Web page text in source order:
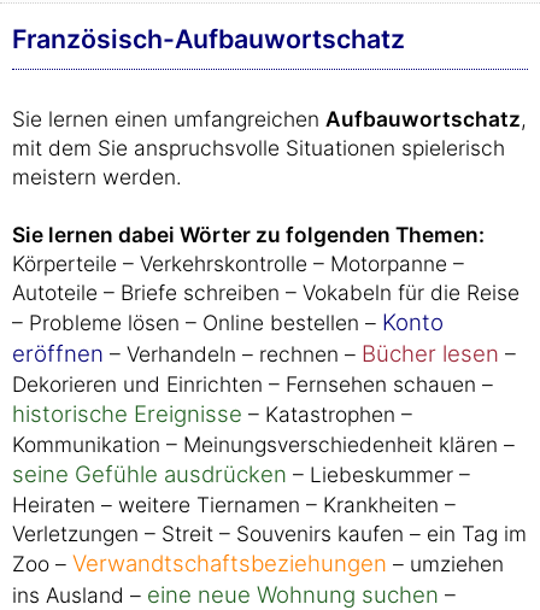
Französisch-Aufbauwortschatz
Sie lernen einen umfangreichen Aufbauwortschatz,
mit dem Sie anspruchsvolle Situationen spielerisch
meistern werden.
Sie lernen dabei Wörter zu folgenden Themen:
Körperteile – Verkehrskontrolle – Motorpanne –
Autoteile – Briefe schreiben – Vokabeln für die Reise
– Probleme lösen – Online bestellen – Konto
eröffnen – Verhandeln – rechnen – Bücher lesen –
Dekorieren und Einrichten – Fernsehen schauen –
historische Ereignisse – Katastrophen –
Kommunikation – Meinungsverschiedenheit klären –
seine Gefühle ausdrücken – Liebeskummer –
Heiraten – weitere Tiernamen – Krankheiten –
Verletzungen – Streit – Souvenirs kaufen – ein Tag im
Zoo – Verwandtschaftsbeziehungen – umziehen
ins Ausland – eine neue Wohnung suchen –